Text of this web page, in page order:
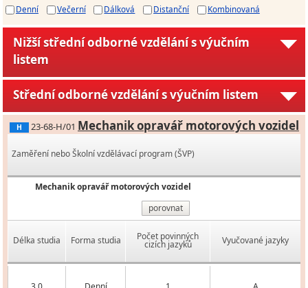
Denní
Večerní Dálková Distanční Kombinovaná
Nižší střední odborné vzdělání s výučním
listem
Střední odborné vzdělání s výučním listem
H 23-68-H/01 Mechanik opravář motorových vozidel
Zaměření nebo Školní vzdělávací program (ŠVP)
Mechanik opravář motorových vozidel
porovnat
Délka studia Forma studia Počet povinných
cizích jazyků Vyučované jazyky